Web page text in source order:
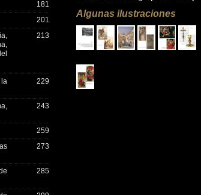
Algunas ilustraciones
181
201
213
229
243
259
273
285